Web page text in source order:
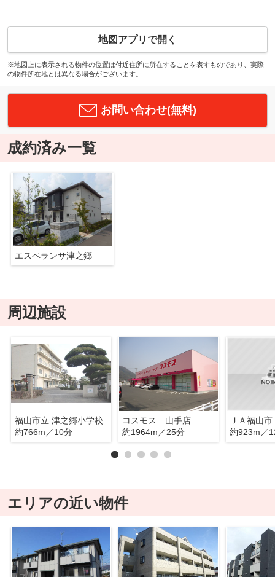
地図アプリで開く
※地図上に表示される物件の位置は付近住所に所在することを表すものであり、実際
の物件所在地とは異なる場合がございます。
お問い合わせ(無料)
成約済み一覧
エスペランサ津之郷
周辺施設
福山市立 津之郷小学校
約766m／10分
コスモス 山手店
約1964m／25分
約923m／
エリアの近い物件